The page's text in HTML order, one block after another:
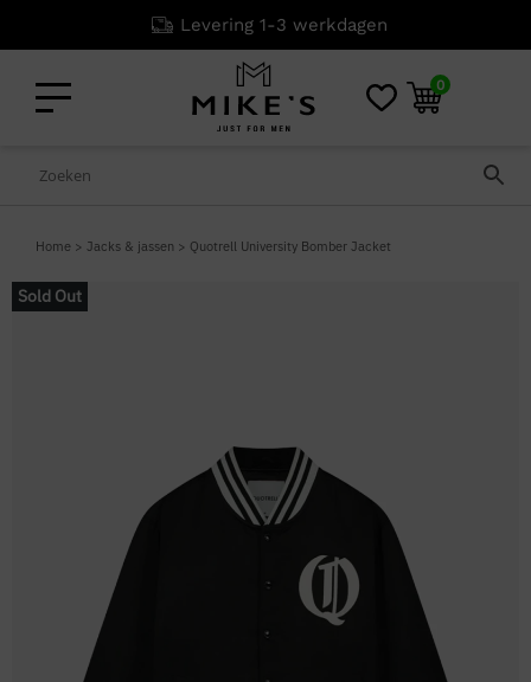
Levering 1-3 werkdagen
0
Home > Jacks & jassen > Quotrell University Bomber Jacket
Sold Out